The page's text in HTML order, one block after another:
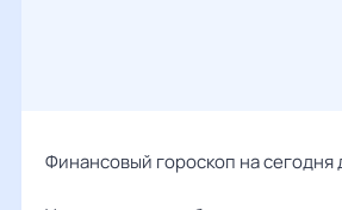
Финансовый гороскоп на сегодня